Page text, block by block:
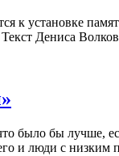
к установке
Дениса
было бы лучше,
и люди с низким